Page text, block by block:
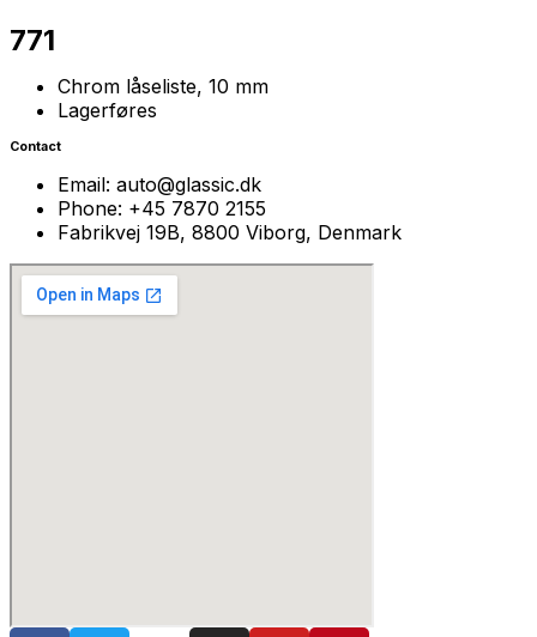
771
Chrom låseliste, 10 mm
Lagerføres
Contact
Email: auto@glassic.dk
Phone: +45 7870 2155
Fabrikvej 19B, 8800 Viborg, Denmark